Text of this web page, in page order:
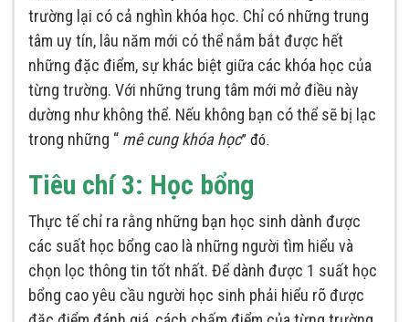
trường lại có cả nghìn khóa học. Chỉ có những trung
tâm uy tín, lâu năm mới có thể nắm bắt được hết
những đặc điểm, sự khác biệt giữa các khóa học của
từng trường. Với những trung tâm mới mở điều này
dường như không thể. Nếu không bạn có thể sẽ bị lạc
trong những “ mê cung khóa học” đó.
Tiêu chí 3: Học bổng
Thực tế chỉ ra rằng những bạn học sinh dành được
các suất học bổng cao là những người tìm hiểu và
chọn lọc thông tin tốt nhất. Để dành được 1 suất học
bổng cao yêu cầu người học sinh phải hiểu rõ được